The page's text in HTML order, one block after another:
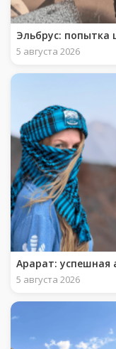
Эльбрус: попытка
5 августа 2026
Арарат: успешная
5 августа 2026